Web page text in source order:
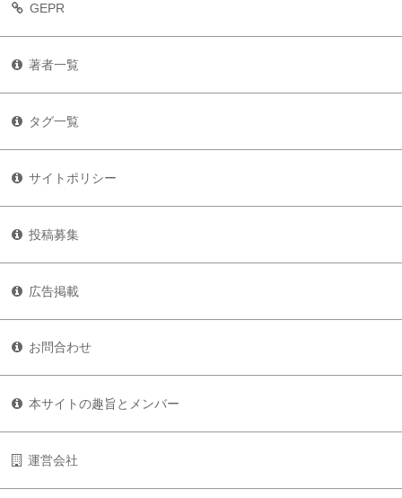
GEPR
著者一覧
タグ一覧
サイトポリシー
投稿募集
広告掲載
お問合わせ
本サイトの趣旨とメンバー
運営会社